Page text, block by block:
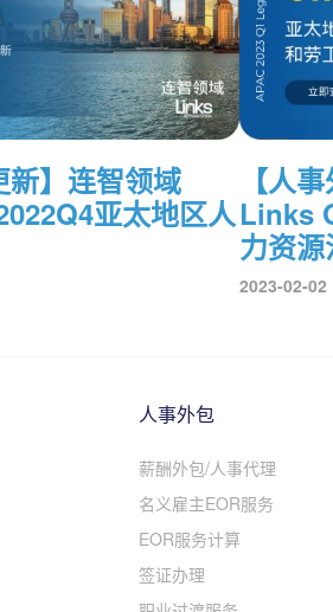
新】连智领域
亚太地区人
【人
Links
力资
2023-02-02
人事外包
薪酬外包/人事代理
名义雇主EOR服务
EOR服务计算
签证办理